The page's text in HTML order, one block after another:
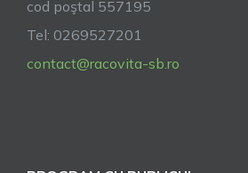
cod poştal 557195
Tel: 0269527201
contact@racovita-sb.ro